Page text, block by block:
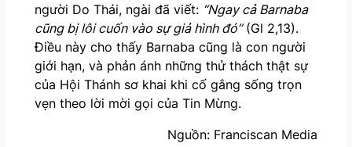
người Do Thái, ngài đã viết: “Ngay cả Barnaba
cũng bị lôi cuốn vào sự giả hình đó”(Gl 2,13).
Điều này cho thấy Barnaba cũng là con người
giới hạn, và phản ánh những thử thách thật sự
của Hội Thánh sơ khai khi cố gắng sống trọn
vẹn theo lời mời gọi của Tin Mừng.
Nguồn: Franciscan Media